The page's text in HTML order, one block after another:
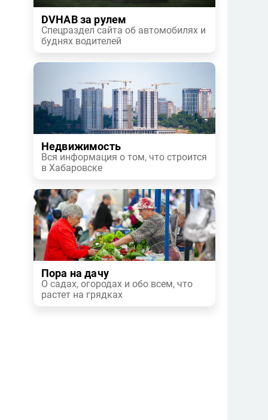
DVHAB за рулем
Спецраздел сайта об автомобилях и
буднях водителей
Недвижимость
Вся информация о том, что строится
в Хабаровске
Пора на дачу
О садах, огородах и обо всем, что
растет на грядках